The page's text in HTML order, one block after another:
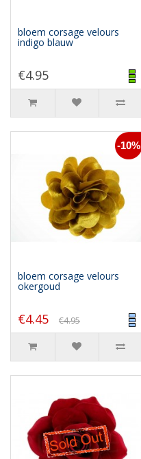
bloem corsage velours
indigo blauw
€4.95
-10%
bloem corsage velours
okergoud
€4.45 €4.95